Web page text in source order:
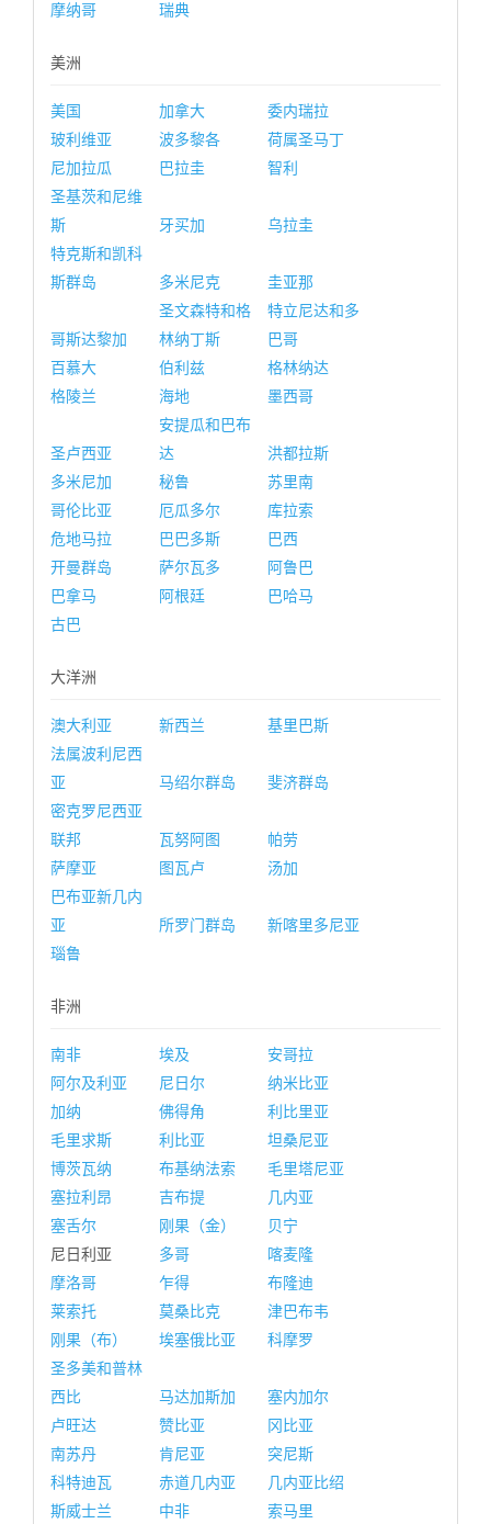
摩纳哥
瑞典
美洲
美国 加拿大
委内瑞拉
玻利维亚
波多黎各
荷属圣马丁
尼加拉瓜
巴拉圭
智利
圣基茨和尼维
斯
牙买加
乌拉圭
特克斯和凯科
斯群岛
多米尼克 圭亚那
哥斯达黎加
圣文森特和格
林纳丁斯
特立尼达和多
巴哥
百慕大
伯利兹
格林纳达
格陵兰
海地 墨西哥
圣卢西亚
安提瓜和巴布
达
洪都拉斯
多米尼加
秘鲁
苏里南
哥伦比亚
厄瓜多尔
库拉索
危地马拉
巴巴多斯
巴西
开曼群岛
萨尔瓦多
阿鲁巴
巴拿马
阿根廷
巴哈马
古巴
大洋洲
澳大利亚 新西兰
基里巴斯
法属波利尼西
亚
马绍尔群岛
斐济群岛
密克罗尼西亚
联邦
瓦努阿图
帕劳
萨摩亚
图瓦卢
汤加
巴布亚新几内
亚
所罗门群岛
新喀里多尼亚
瑙鲁
非洲
南非 埃及
安哥拉
阿尔及利亚
尼日尔
纳米比亚
加纳
佛得角
利比里亚
毛里求斯
利比亚
坦桑尼亚
博茨瓦纳
布基纳法索
毛里塔尼亚
塞拉利昂
吉布提
几内亚
塞舌尔
刚果（金）
贝宁
尼日利亚
多哥
喀麦隆
摩洛哥
乍得
布隆迪
莱索托
莫桑比克
津巴布韦
刚果（布）
埃塞俄比亚
科摩罗
圣多美和普林
西比
马达加斯加
塞内加尔
卢旺达
赞比亚
冈比亚
南苏丹
肯尼亚
突尼斯
科特迪瓦
赤道几内亚
几内亚比绍
斯威士兰
中非 索马里